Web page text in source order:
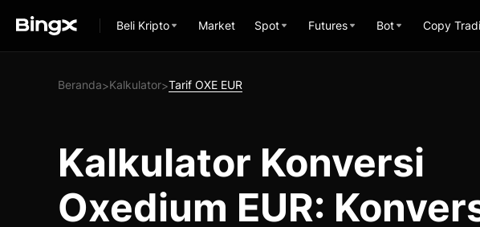
Beli Kripto Market Spot Futures Bot Copy
Beranda>Kalkulator>Tarif OXE EUR
Kalkulator Konversi
Oxedium EUR: